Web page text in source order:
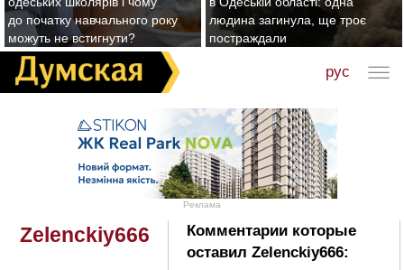
до початку навчального року
можуть не встигнути?
людина загинула, ще троє
постраждали
рус
Реклама
Zelenckiy666
Комментарии которые
оставил Zelenckiy666: